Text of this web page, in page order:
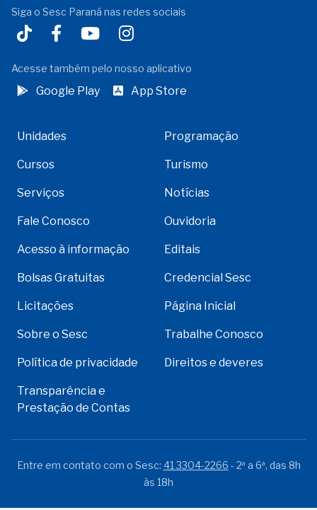
Siga o Sesc Paraná nas redes sociais
Acesse também pelo nosso aplicativo
Google Play App Store
Unidades Programação
Cursos Turismo
Serviços Notícias
Fale Conosco Ouvidoria
Acesso à informação Editais
Bolsas Gratuitas Credencial Sesc
Licitações Página Inicial
Sobre o Sesc Trabalhe Conosco
Política de privacidade Direitos e deveres
Transparência e
Prestação de Contas
Entre em contato com o Sesc: 41 3304-2266 - 2ª a 6ª, das 8h
às 18h